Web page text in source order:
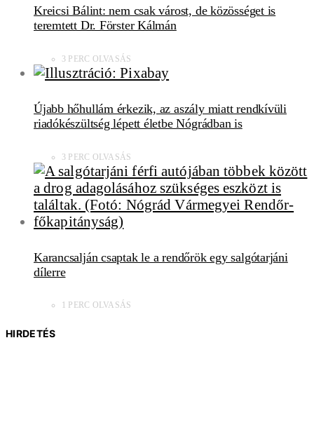
Kreicsi Bálint: nem csak várost, de közösséget is
teremtett Dr. Förster Kálmán
3 PERC OLVASÁS
Újabb hőhullám érkezik, az aszály miatt rendkívüli
riadókészültség lépett életbe Nógrádban is
3 PERC OLVASÁS
Karancsalján csaptak le a rendőrök egy salgótarjáni
dílerre
1 PERC OLVASÁS
HIRDETÉS